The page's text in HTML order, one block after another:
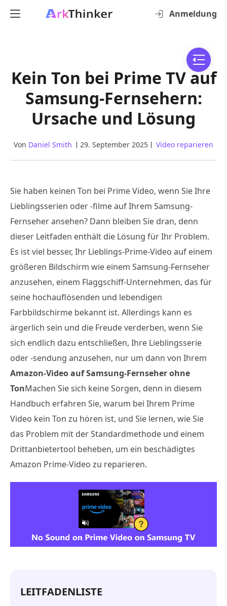
Anmeldung
Kein Ton bei Prime TV auf
Samsung-Fernsehern:
Ursache und Lösung
Von Daniel Smith 29. September 2025 Video reparieren
Sie haben keinen Ton bei Prime Video, wenn Sie Ihre
Lieblingsserien oder -filme auf Ihrem Samsung-
Fernseher ansehen? Dann bleiben Sie dran, denn
dieser Leitfaden enthält die Lösung für Ihr Problem.
Es ist viel besser, Ihr Lieblings-Prime-Video auf einem
größeren Bildschirm wie einem Samsung-Fernseher
anzusehen, einem Flaggschiff-Unternehmen, das für
seine hochauflösenden und lebendigen
Farbbildschirme bekannt ist. Allerdings kann es
ärgerlich sein und die Freude verderben, wenn Sie
sich endlich dazu entschließen, Ihre Lieblingsserie
oder -sendung anzusehen, nur um dann von Ihrem
Amazon-Video auf Samsung-Fernseher ohne
TonMachen Sie sich keine Sorgen, denn in diesem
Handbuch erfahren Sie, warum bei Ihrem Prime
Video kein Ton zu hören ist, und Sie lernen, wie Sie
das Problem mit der Standardmethode und einem
Drittanbietertool beheben, um ein beschädigtes
Amazon Prime-Video zu reparieren.
LEITFADENLISTE